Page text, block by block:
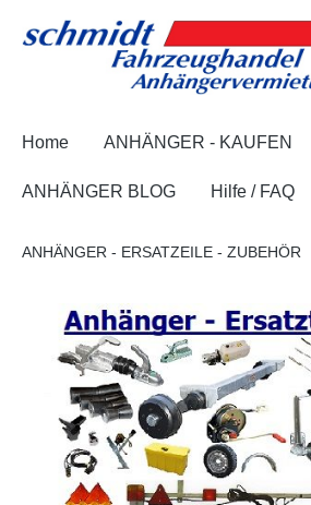
Zur Hauptnavigation springen
Home ANHÄNGER - KAUFEN
ANHÄNGER BLOG Hilfe / FAQ
ANHÄNGER - ERSATZEILE - ZUBEHÖR